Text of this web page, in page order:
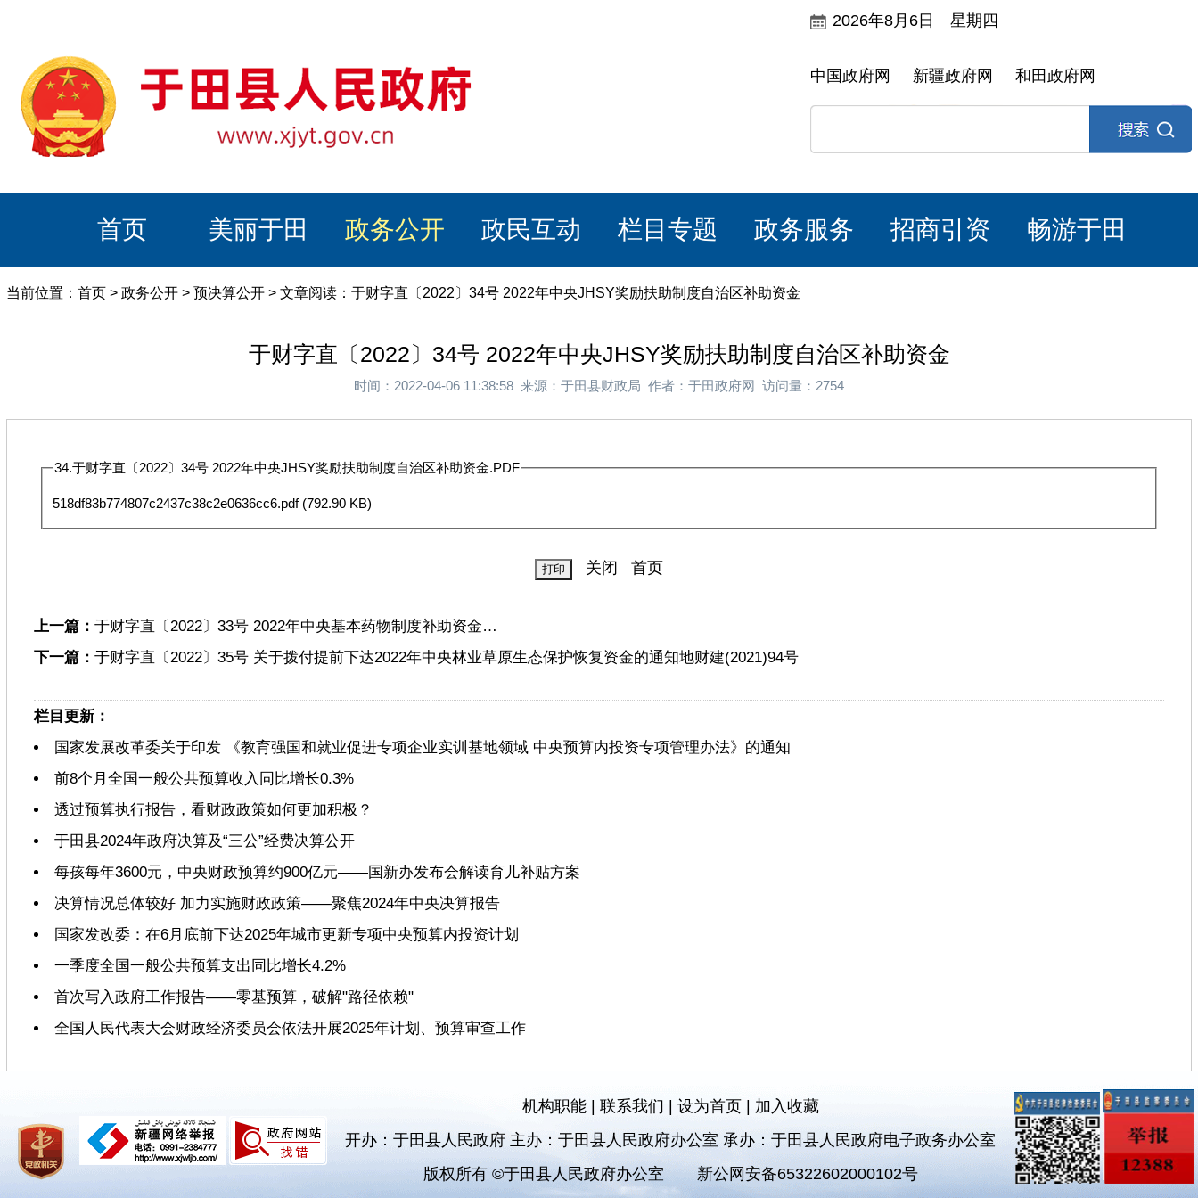
2026年8月6日 星期四
中国政府网 新疆政府网 和田政府网
首页 美丽于田 政务公开 政民互动 栏目专题 政务服务 招商引资 畅游于田
当前位置： 首页 > 政务公开 > 预决算公开 > 文章阅读：于财字直〔2022〕34号 2022年中央JHSY奖励扶助制度自治区补助资金
于财字直〔2022〕34号 2022年中央JHSY奖励扶助制度自治区补助资金
时间：2022-04-06 11:38:58 来源：于田县财政局 作者：于田政府网 访问量：2754
34.于财字直〔2022〕34号 2022年中央JHSY奖励扶助制度自治区补助资金.PDF
518df83b774807c2437c38c2e0636cc6.pdf(792.90 KB)
关闭 首页
上一篇： 于财字直〔2022〕33号 2022年中央基本药物制度补助资金…
下一篇： 于财字直〔2022〕35号 关于拨付提前下达2022年中央林业草原生态保护恢复资金的通知地财建(2021)94号
栏目更新：
国家发展改革委关于印发 《教育强国和就业促进专项企业实训基地领域 中央预算内投资专项管理办法》的通知
前8个月全国一般公共预算收入同比增长0.3%
透过预算执行报告，看财政政策如何更加积极？
于田县2024年政府决算及“三公”经费决算公开
每孩每年3600元，中央财政预算约900亿元——国新办发布会解读育儿补贴方案
决算情况总体较好 加力实施财政政策——聚焦2024年中央决算报告
国家发改委：在6月底前下达2025年城市更新专项中央预算内投资计划
一季度全国一般公共预算支出同比增长4.2%
首次写入政府工作报告——零基预算，破解"路径依赖"
全国人民代表大会财政经济委员会依法开展2025年计划、预算审查工作
机构职能| 联系我们 | 设为首页| 加入收藏
开办：于田县人民政府 主办：于田县人民政府办公室 承办：于田县人民政府电子政务办公室
版权所有 ©于田县人民政府办公室
新公网安备65322602000102号